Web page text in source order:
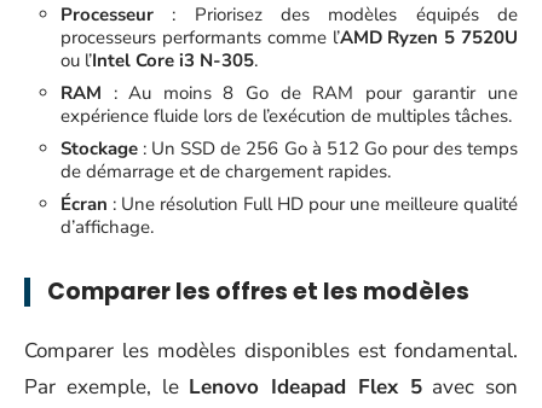
Processeur : Priorisez des modèles équipés de
processeurs performants comme l’AMD Ryzen 5 7520U
ou l’Intel Core i3 N-305.
RAM : Au moins 8 Go de RAM pour garantir une
expérience fluide lors de l’exécution de multiples tâches.
Stockage : Un SSD de 256 Go à 512 Go pour des temps
de démarrage et de chargement rapides.
Écran : Une résolution Full HD pour une meilleure qualité
d’affichage.
Comparer les offres et les modèles
Comparer les modèles disponibles est fondamental.
Par exemple, le Lenovo Ideapad Flex 5avec son